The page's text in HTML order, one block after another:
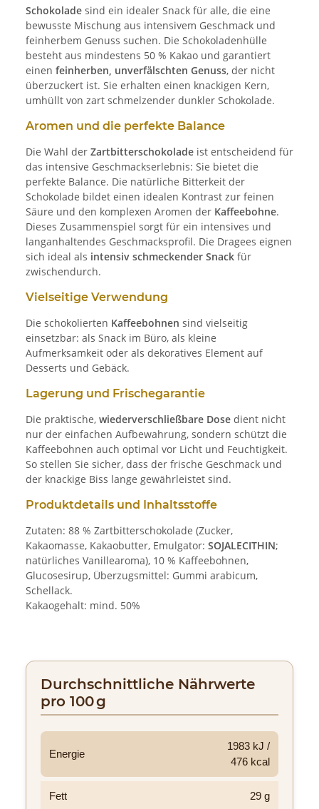
Schokolade sind ein idealer Snack für alle, die eine
bewusste Mischung aus intensivem Geschmack und
feinherbem Genuss suchen. Die Schokoladenhülle
besteht aus mindestens 50 % Kakao und garantiert
einen feinherben, unverfälschten Genuss, der nicht
überzuckert ist. Sie erhalten einen knackigen Kern,
umhüllt von zart schmelzender dunkler Schokolade.
Aromen und die perfekte Balance
Die Wahl der Zartbitterschokolade ist entscheidend für
das intensive Geschmackserlebnis: Sie bietet die
perfekte Balance. Die natürliche Bitterkeit der
Schokolade bildet einen idealen Kontrast zur feinen
Säure und den komplexen Aromen der Kaffeebohne.
Dieses Zusammenspiel sorgt für ein intensives und
langanhaltendes Geschmacksprofil. Die Dragees eignen
sich ideal als intensiv schmeckender Snack für
zwischendurch.
Vielseitige Verwendung
Die schokolierten Kaffeebohnen sind vielseitig
einsetzbar: als Snack im Büro, als kleine
Aufmerksamkeit oder als dekoratives Element auf
Desserts und Gebäck.
Lagerung und Frischegarantie
Die praktische, wiederverschließbare Dose dient nicht
nur der einfachen Aufbewahrung, sondern schützt die
Kaffeebohnen auch optimal vor Licht und Feuchtigkeit.
So stellen Sie sicher, dass der frische Geschmack und
der knackige Biss lange gewährleistet sind.
Produktdetails und Inhaltsstoffe
Zutaten: 88 % Zartbitterschokolade (Zucker,
Kakaomasse, Kakaobutter, Emulgator: SOJALECITHIN;
natürliches Vanillearoma), 10 % Kaffeebohnen,
Glucosesirup, Überzugsmittel: Gummi arabicum,
Schellack.
Kakaogehalt: mind. 50%
Durchschnittliche Nährwerte
pro 100 g
Energie
1983 kJ /
476 kcal
Fett 29 g